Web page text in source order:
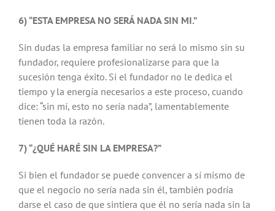
6) “ESTA EMPRESA NO SERÁ NADA SIN MI.”
Sin dudas la empresa familiar no será lo mismo sin su
fundador, requiere profesionalizarse para que la
sucesión tenga éxito. Si el fundador no le dedica el
tiempo y la energía necesarios a este proceso, cuando
dice: “sin mí, esto no sería nada”, lamentablemente
tienen toda la razón.
7) “¿QUÉ HARÉ SIN LA EMPRESA?”
Si bien el fundador se puede convencer a sí mismo de
que el negocio no sería nada sin él, también podría
darse el caso de que sintiera que él no sería nada sin la